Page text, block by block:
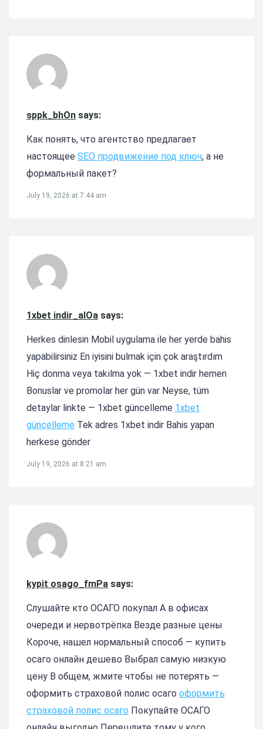
sppk_bhOn says:
Как понять, что агентство предлагает
настоящее SEO продвижение под ключ, а не
формальный пакет?
July 19, 2026 at 7:44 am
1xbet indir_alOa says:
Herkes dinlesin Mobil uygulama ile her yerde bahis
yapabilirsiniz En iyisini bulmak için çok araştırdım
Hiç donma veya takılma yok — 1xbet indir hemen
Bonuslar ve promolar her gün var Neyse, tüm
detaylar linkte — 1xbet güncelleme 1xbet
güncelleme Tek adres 1xbet indir Bahis yapan
herkese gönder
July 19, 2026 at 8:21 am
kypit osago_fmPa says:
Слушайте кто ОСАГО покупал А в офисах
очереди и нервотрёпка Везде разные цены
Короче, нашел нормальный способ — купить
осаго онлайн дешево Выбрал самую низкую
цену В общем, жмите чтобы не потерять —
оформить страховой полис осаго оформить
страховой полис осаго Покупайте ОСАГО